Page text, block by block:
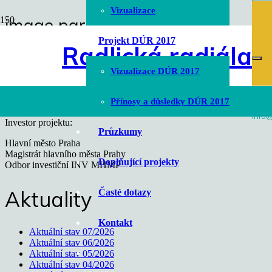
Radlická radiála
Vizualizace
Projekt DÚR 2017
Vizualizace DÚR 2017
Přínosy a důsledky DÚR 2017
Průzkumy
Doplňující projekty
Časté dotazy
Kontakt
image parter
Investor projektu:
Hlavní město Praha
Magistrát hlavního města Prahy
Odbor investiční INV MHMP
Aktuality
Aktuální stav 07/2026
Aktuální stav 06/2026
Aktuální stav 05/2026
Aktuální stav 04/2026